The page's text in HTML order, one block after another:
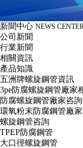
新聞中心 NEWS
公司新聞
行業新聞
相關資訊
產品知識
五洲牌螺旋鋼管資訊
3pe防腐螺旋鋼管廠家
防腐螺旋鋼管廠家咨詢
環氧粉末防腐鋼管廠
螺旋鋼管咨詢
TPEP防腐鋼管
大口徑螺旋鋼管